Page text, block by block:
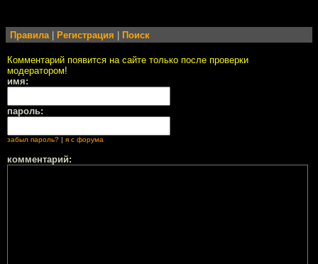
Правила| Регистрация Поиск
Комментарий появится на сайте только после проверки
модератором!
имя:
пароль:
забыл пароль? я с форума
комментарий: